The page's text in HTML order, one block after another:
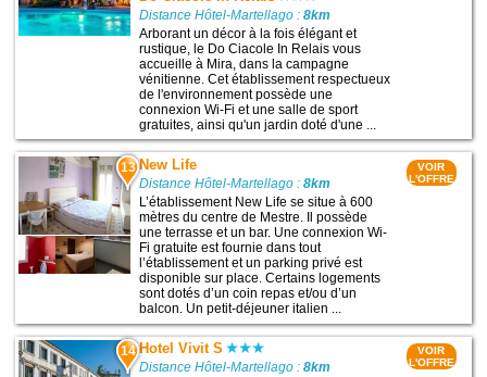
Distance Hôtel-Martellago :8km
Arborant un décor à la fois élégant et
rustique, le Do Ciacole In Relais vous
accueille à Mira, dans la campagne
vénitienne. Cet établissement respectueux
de l'environnement possède une
connexion Wi-Fi et une salle de sport
gratuites, ainsi qu'un jardin doté d'une ...
13 New Life
Distance Hôtel-Martellago :8km
L’établissement New Life se situe à 600
mètres du centre de Mestre. Il possède
une terrasse et un bar. Une connexion Wi-
Fi gratuite est fournie dans tout
l’établissement et un parking privé est
disponible sur place. Certains logements
sont dotés d’un coin repas et/ou d’un
balcon. Un petit-déjeuner italien ...
VOIR
L'OFFRE
14 Hotel Vivit S
Distance Hôtel-Martellago :8km
VOIR
L'OFFRE